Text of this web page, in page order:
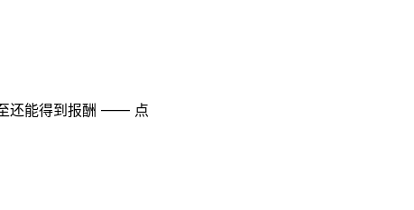
还能得到报酬 —— 点